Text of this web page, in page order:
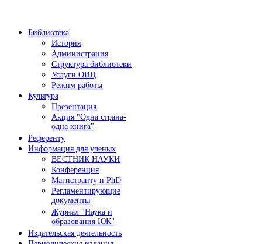
Библиотека
История
Администрация
Структура библиотеки
Услуги ОИЦ
Режим работы
Культура
Презентация
Акция "Одна страна-
одна книга"
Референту
Информация для ученых
ВЕСТНИК НАУКИ
Конференция
Магистранту и PhD
Регламентирующие
документы
Журнал "Наука и
образования ЮК"
Издательская деятельность